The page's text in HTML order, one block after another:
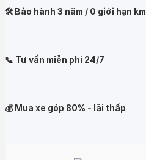
🛠️ Bảo hành 3 năm / 0 giới hạn km
📞 Tư vấn miễn phí 24/7
💰 Mua xe góp 80% - lãi thấp